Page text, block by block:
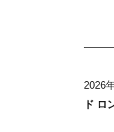
2026
ド ロ